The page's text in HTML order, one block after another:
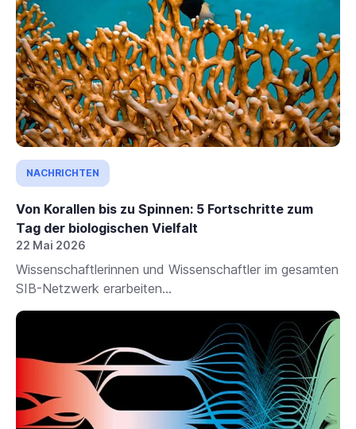
NACHRICHTEN
Von Korallen bis zu Spinnen: 5 Fortschritte zum
Tag der biologischen Vielfalt
22 Mai 2026
Wissenschaftlerinnen und Wissenschaftler im gesamten
SIB-Netzwerk erarbeiten...